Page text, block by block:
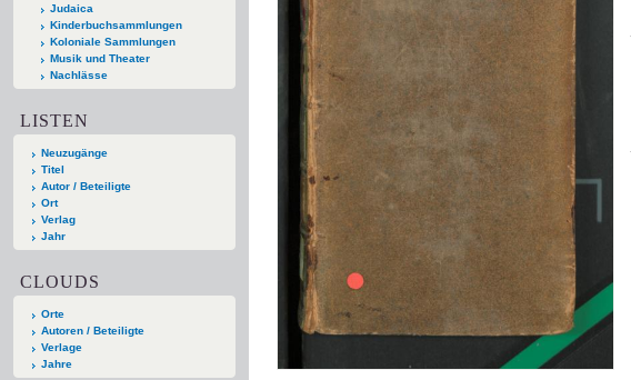
Judaica
Kinderbuchsammlungen
Koloniale Sammlungen
Musik und Theater
Nachlässe
LISTEN
Neuzugänge
Titel
Autor / Beteiligte
Ort
Verlag
Jahr
CLOUDS
Orte
Autoren / Beteiligte
Verlage
Jahre